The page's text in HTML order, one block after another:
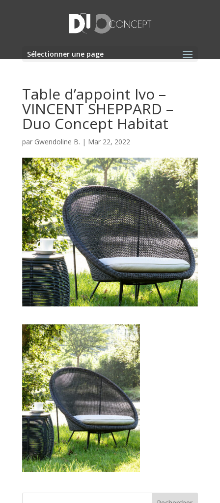
Sélectionner une page
Table d’appoint Ivo –
VINCENT SHEPPARD –
Duo Concept Habitat
par Gwendoline B. | Mar 22, 2022